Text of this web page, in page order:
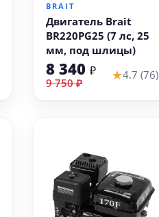
BRAIT
Двигатель Brait
BR220PG25 (7 лс, 25
мм, под шлицы)
8 340₽
9 750 ₽ ★4.7 (76)